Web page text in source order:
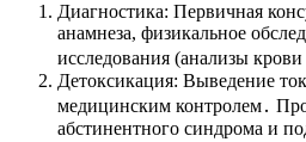
Диагностика: Первичная
анамнеза, физикальное
исследования (анализы
Детоксикация: Выведение
медицинским контролем․
абстинентного синдрома и